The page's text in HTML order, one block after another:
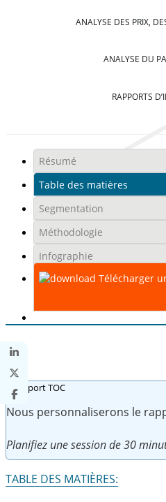
ANALYSE DES PRIX,
ANALYSE DU
RAPPORTS
Résumé
Table des matières
Segmentation
Méthodologie
Infographie
Télécharger
Nous personnaliserons le
Planifiez une session de 30
TABLE DES MATIÈRES: